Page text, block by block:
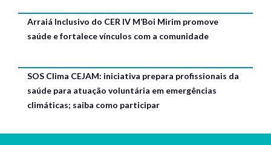
Arraiá Inclusivo do CER IV M’Boi Mirim promove
saúde e fortalece vínculos com a comunidade
SOS Clima CEJAM: iniciativa prepara profissionais da
saúde para atuação voluntária em emergências
climáticas; saiba como participar